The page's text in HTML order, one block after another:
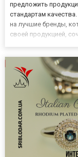
предложить
стандартам
на лучшие бренды,
своей продукцией,
вашей спаль...